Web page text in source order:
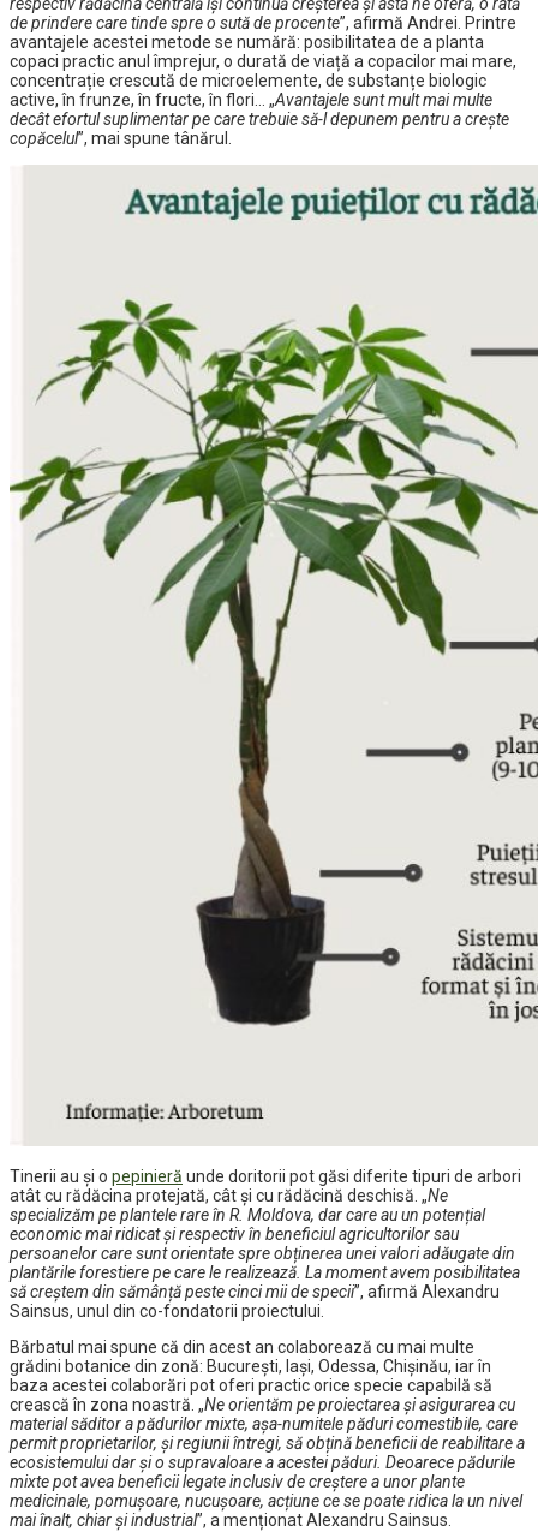
de prindere care tinde spre o sută de procente”, afirmă Andrei. Printre
avantajele acestei metode se numără: posibilitatea de a planta
copaci practic anul împrejur, o durată de viață a copacilor mai mare,
concentrație crescută de microelemente, de substanțe biologic
active, în frunze, în fructe, în flori… „Avantajele sunt mult mai multe
decât efortul suplimentar pe care trebuie să-l depunem pentru a crește
copăcelul”, mai spune tânărul.
Tinerii au și o pepinieră unde doritorii pot găsi diferite tipuri de arbori
atât cu rădăcina protejată, cât și cu rădăcină deschisă. „Ne
specializăm pe plantele rare în R. Moldova, dar care au un potențial
economic mai ridicat și respectiv în beneficiul agricultorilor sau
persoanelor care sunt orientate spre obținerea unei valori adăugate din
plantările forestiere pe care le realizează. La moment avem posibilitatea
să creștem din sămânță peste cinci mii de specii”, afirmă Alexandru
Sainsus, unul din co-fondatorii proiectului.
Bărbatul mai spune că din acest an colaborează cu mai multe
grădini botanice din zonă: București, Iași, Odessa, Chișinău, iar în
baza acestei colaborări pot oferi practic orice specie capabilă să
crească în zona noastră. „Ne orientăm pe proiectarea și asigurarea cu
material săditor a pădurilor mixte, așa-numitele păduri comestibile, care
permit proprietarilor, și regiunii întregi, să obțină beneficii de reabilitare a
ecosistemului dar și o supravaloare a acestei păduri. Deoarece pădurile
mixte pot avea beneficii legate inclusiv de creștere a unor plante
medicinale, pomușoare, nucușoare, acțiune ce se poate ridica la un nivel
mai înalt, chiar și industrial”, a menționat Alexandru Sainsus.